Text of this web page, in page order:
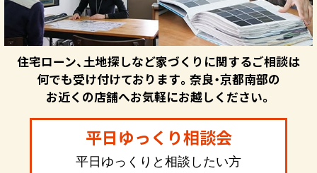
住宅ローン、土地探しなど家づくりに関するご相談は
何でも受け付けております。奈良・京都南部の
お近くの店舗へお気軽にお越しください。
平日ゆっくり相談会
平日ゆっくりと相談したい方